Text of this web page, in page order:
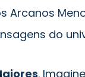
Arcanos
do
.